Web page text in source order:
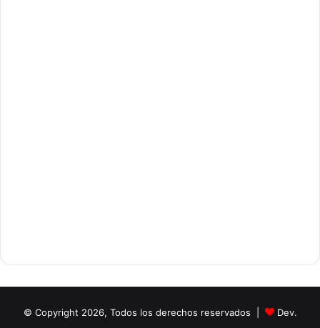
© Copyright 2026, Todos los derechos reservados | Dev.